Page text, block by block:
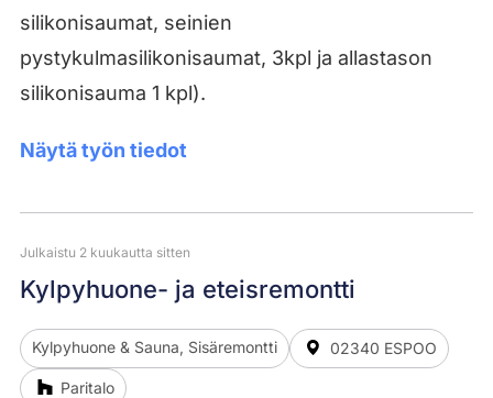
silikonisaumat, seinien
pystykulmasilikonisaumat, 3kpl ja allastason
silikonisauma 1 kpl).
Näytä työn tiedot
Julkaistu 2 kuukautta sitten
Kylpyhuone- ja eteisremontti
Kylpyhuone & Sauna, Sisäremontti 02340 ESPOO
Paritalo